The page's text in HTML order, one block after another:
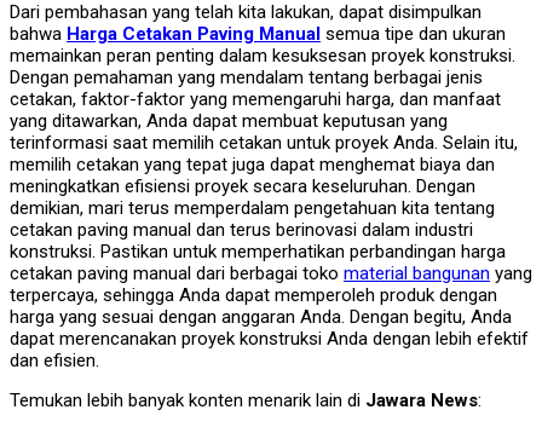
Dari pembahasan yang telah kita lakukan, dapat disimpulkan
bahwa Harga Cetakan Paving Manual semua tipe dan ukuran
memainkan peran penting dalam kesuksesan proyek konstruksi.
Dengan pemahaman yang mendalam tentang berbagai jenis
cetakan, faktor-faktor yang memengaruhi harga, dan manfaat
yang ditawarkan, Anda dapat membuat keputusan yang
terinformasi saat memilih cetakan untuk proyek Anda. Selain itu,
memilih cetakan yang tepat juga dapat menghemat biaya dan
meningkatkan efisiensi proyek secara keseluruhan. Dengan
demikian, mari terus memperdalam pengetahuan kita tentang
cetakan paving manual dan terus berinovasi dalam industri
konstruksi. Pastikan untuk memperhatikan perbandingan harga
cetakan paving manual dari berbagai toko material bangunan yang
terpercaya, sehingga Anda dapat memperoleh produk dengan
harga yang sesuai dengan anggaran Anda. Dengan begitu, Anda
dapat merencanakan proyek konstruksi Anda dengan lebih efektif
dan efisien.
Temukan lebih banyak konten menarik lain di Jawara News: